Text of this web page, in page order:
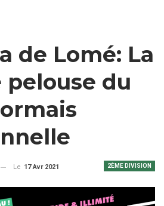
de Lomé: La
pelouse du
2ÈME DIVISION
Le 17 Avr 2021